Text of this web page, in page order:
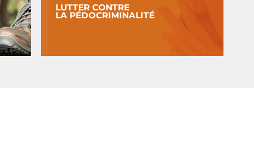
LUTTER CONTRE
LA PÉDOCRIMINALITÉ